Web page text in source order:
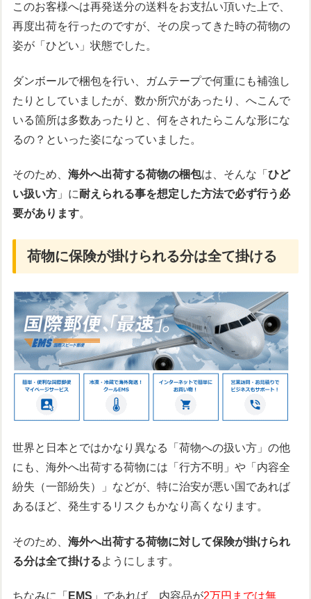
このお客様へは再発送分の送料をお支払い頂いた上で、
再度出荷を行ったのですが、その戻ってきた時の荷物の
姿が「ひどい」状態でした。
ダンボールで梱包を行い、ガムテープで何重にも補強し
たりとしていましたが、数か所穴があったり、へこんで
いる箇所は多数あったりと、何をされたらこんな形にな
るの？といった姿になっていました。
そのため、海外へ出荷する荷物の梱包は、そんな「ひど
い扱い方 」に耐えられる事を想定した方法で必ず行う必
要があります。
荷物に保険が掛けられる分は全て掛ける
世界と日本とではかなり異なる「荷物への扱い方」の他
にも、海外へ出荷する荷物には「行方不明」や「内容全
紛失（一部紛失）」などが、特に治安が悪い国であれば
あるほど、発生するリスクもかなり高くなります。
そのため、海外へ出荷する荷物に対して保険が掛けられ
る分は全て掛けるようにします。
ちなみに「 EMS 」であれば、内容品が2万円までは無